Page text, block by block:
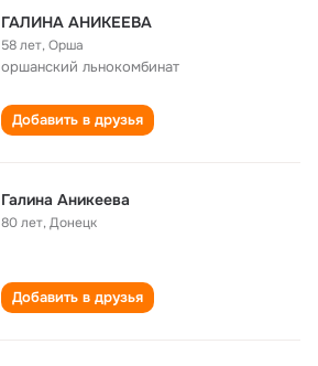
ГАЛИНА АНИКЕЕВА
58 лет,Орша
оршанский льнокомбинат
Добавить в друзья
Галина Аникеева
80 лет,Донецк
Добавить в друзья